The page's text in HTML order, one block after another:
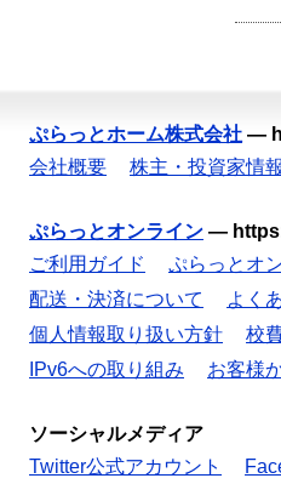
ぷらっとホーム株式会社 —
会社概要
株主・投資家情報
ぷらっとオンライン —
ご利用ガイド
ぷらっとオ
配送・決済について
よく
個人情報取り扱い方針
校
IPv6への取り組み
お客様
ソーシャルメディア
Twitter公式アカウント